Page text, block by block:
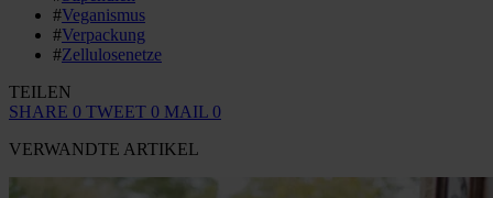
#Veganismus
#Verpackung
#Zellulosenetze
TEILEN
SHARE 0 TWEET 0 MAIL 0
VERWANDTE ARTIKEL